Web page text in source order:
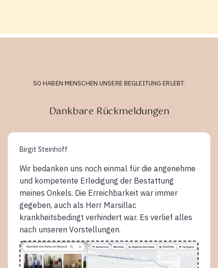
SO HABEN MENSCHEN UNSERE BEGLEITUNG ERLEBT.
Dankbare Rückmeldungen
Birgit Steinhoff
Wir bedanken uns noch einmal für die angenehme
und kompetente Erledigung der Bestattung
meines Onkels. Die Erreichbarkeit war immer
gegeben, auch als Herr Marsillac
krankheitsbedingt verhindert war. Es verlief alles
nach unseren Vorstellungen.